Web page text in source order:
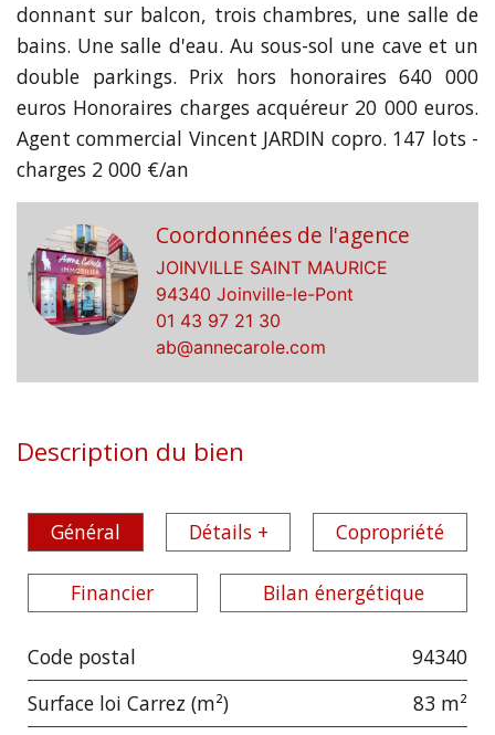
donnant sur balcon, trois chambres, une salle de
bains. Une salle d'eau. Au sous-sol une cave et un
double parkings. Prix hors honoraires 640 000
euros Honoraires charges acquéreur 20 000 euros.
Agent commercial Vincent JARDIN copro. 147 lots -
charges 2 000 €/an
Coordonnées de l'agence
JOINVILLE SAINT MAURICE
94340 Joinville-le-Pont
01 43 97 21 30
ab@annecarole.com
Description du bien
Général Détails + Copropriété
Financier Bilan énergétique
Label Value
Code postal
94340
Surface loi Carrez (m²)
83 m²